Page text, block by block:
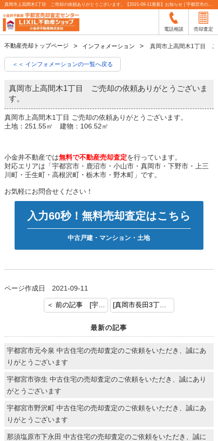
真岡市上高間木1丁目 ご売却の依頼ありがとうございます。【2021-09-11更新】お知らせ | 宇都宮市の不動産売却査定なら小金井不動産
電話相談 売却査定
不動産売却トップページ インフォメーション 真岡市上高間木1丁目 ご
＜＜ インフォメーションの一覧へ戻る
真岡市上高間木1丁目 ご売却の依頼ありがとうございま
す。
真岡市上高間木1丁目 ご売却の依頼ありがとうございます。
土地：251.55㎡ 建物：106.52㎡
小金井不動産では無料で不動産売却査定を行っています。
対応エリアは「宇都宮市・鹿沼市・小山市・真岡市・下野市・上三
川町・壬生町・高根沢町・栃木市・野木町」です。
お気軽にお問合せください！
入力60秒！無料売却査定はこちら
中古戸建・マンション・土地
ページ作成日 2021-09-11
＜ 前の記事 [宇都宮市江曽島2丁目 ご売却の依頼ありがとうございます。] [真岡市長田3丁目 ご売却の依頼ありがとうございます。] 次の記事 ＞
最新の記事
宇都宮市元今泉 中古住宅の売却査定のご依頼をいただき、誠にあ
りがとうございます
宇都宮市弥生 中古住宅の売却査定のご依頼をいただき、誠にあり
がとうございます
宇都宮市野沢町 中古住宅の売却査定のご依頼をいただき、誠にあ
りがとうございます
那須塩原市下永田 中古住宅の売却査定のご依頼をいただき、誠に